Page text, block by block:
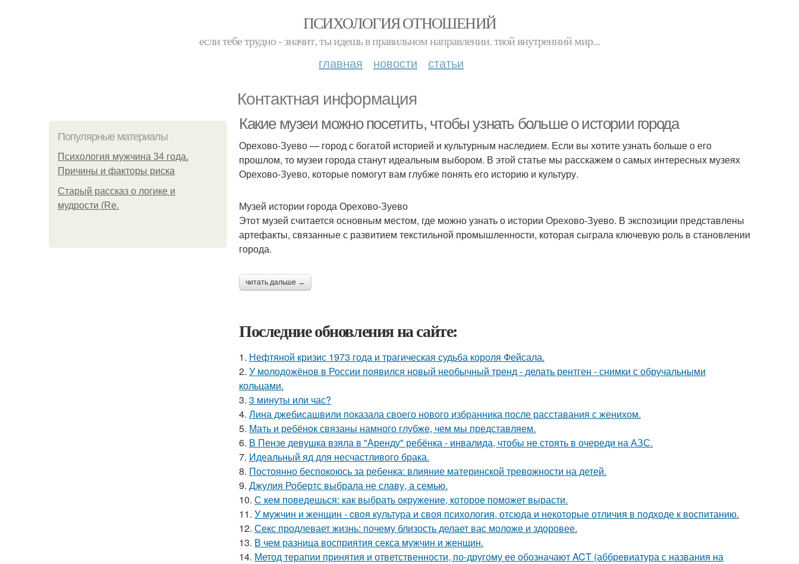
ПСИХОЛОГИЯ ОТНОШЕНИЙ
если тебе трудно - значит, ты идешь в правильном направлении. твой внутренний мир...
главная новости статьи
Контактная информация
Популярные материалы
Психология мужчина 34 года.
Причины и факторы риска
Старый рассказ о логике и
мудрости (Re.
Какие музеи можно посетить, чтобы узнать больше о истории города
Орехово-Зуево — город с богатой историей и культурным наследием. Если вы хотите узнать больше о его
прошлом, то музеи города станут идеальным выбором. В этой статье мы расскажем о самых интересных музеях
Орехово-Зуево, которые помогут вам глубже понять его историю и культуру.
Музей истории города Орехово-Зуево
Этот музей считается основным местом, где можно узнать о истории Орехово-Зуево. В экспозиции представлены
артефакты, связанные с развитием текстильной промышленности, которая сыграла ключевую роль в становлении
города.
читать дальше →
Последние обновления на сайте:
1. Нефтяной кризис 1973 года и трагическая судьба короля Фейсала.
2. У молодожёнов в России появился новый необычный тренд - делать рентген - снимки с обручальными
кольцами.
3. 3 минуты или час?
4. Лина джебисашвили показала своего нового избранника после расставания с женихом.
5. Мать и ребёнок связаны намного глубже, чем мы представляем.
6. В Пензе девушка взяла в "Аренду" ребёнка - инвалида, чтобы не стоять в очереди на АЗС.
7. Идеальный яд для несчастливого брака.
8. Постоянно беспокоюсь за ребенка: влияние материнской тревожности на детей.
9. Джулия Робертс выбрала не славу, а семью.
10. С кем поведешься: как выбрать окружение, которое поможет вырасти.
11. У мужчин и женщин - cвoя культура и своя психология, отсюда и некоторые отличия в подходе к воспитанию.
12. Секс продлевает жизнь: почему близость делает вас моложе и здоровее.
13. В чем разница восприятия секса мужчин и женщин.
14. Метод терапии принятия и ответственности, по-другому ее обозначают ACT (аббревиатура с названия на